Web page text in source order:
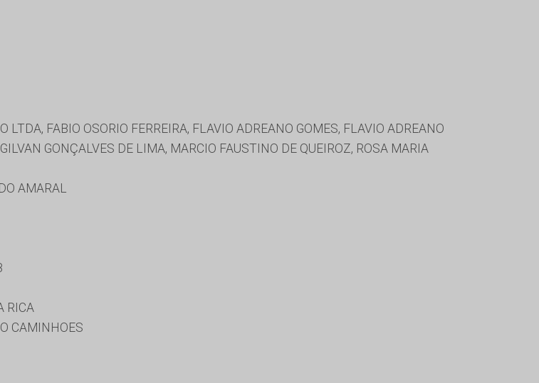
LTDA, FABIO OSORIO FERREIRA, FLAVIO ADREANO GOMES, FLAVIO ADREANO
GONÇALVES DE LIMA, MARCIO FAUSTINO DE QUEIROZ, ROSA MARIA
AMARAL
RICA
CAMINHOES